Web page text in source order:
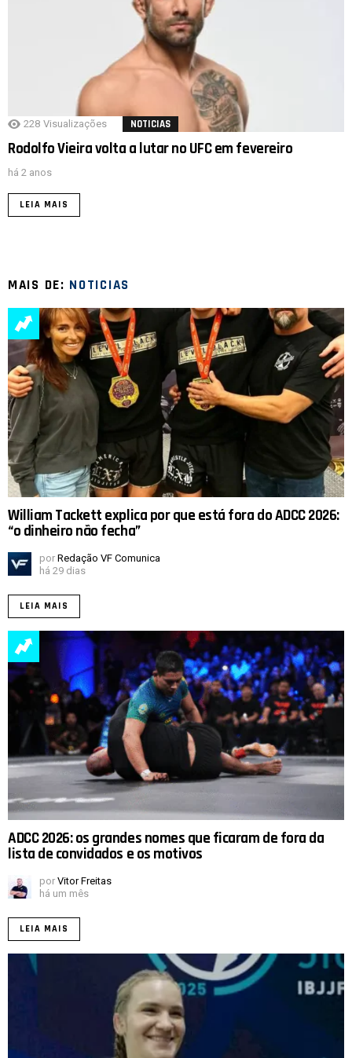
228 Visualizações NOTICIAS
Rodolfo Vieira volta a lutar no UFC em fevereiro
há 2 anos
LEIA MAIS
MAIS DE: NOTICIAS
William Tackett explica por que está fora do ADCC 2026:
“o dinheiro não fecha”
por Redação VF Comunica
há 29 dias
LEIA MAIS
ADCC 2026: os grandes nomes que ficaram de fora da
lista de convidados e os motivos
por Vitor Freitas
há um mês
LEIA MAIS